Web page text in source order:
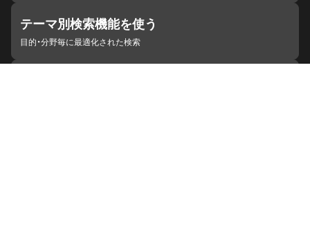
テーマ別検索機能を使う
目的・分野毎に最適化された検索